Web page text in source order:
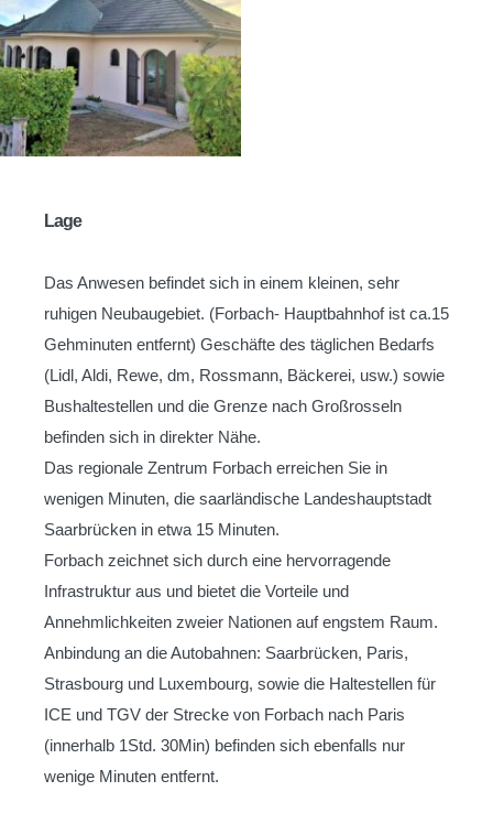
Lage
Das Anwesen befindet sich in einem kleinen, sehr
ruhigen Neubaugebiet. (Forbach- Hauptbahnhof ist ca.15
Gehminuten entfernt) Geschäfte des täglichen Bedarfs
(Lidl, Aldi, Rewe, dm, Rossmann, Bäckerei, usw.) sowie
Bushaltestellen und die Grenze nach Großrosseln
befinden sich in direkter Nähe.
Das regionale Zentrum Forbach erreichen Sie in
wenigen Minuten, die saarländische Landeshauptstadt
Saarbrücken in etwa 15 Minuten.
Forbach zeichnet sich durch eine hervorragende
Infrastruktur aus und bietet die Vorteile und
Annehmlichkeiten zweier Nationen auf engstem Raum.
Anbindung an die Autobahnen: Saarbrücken, Paris,
Strasbourg und Luxembourg, sowie die Haltestellen für
ICE und TGV der Strecke von Forbach nach Paris
(innerhalb 1Std. 30Min) befinden sich ebenfalls nur
wenige Minuten entfernt.